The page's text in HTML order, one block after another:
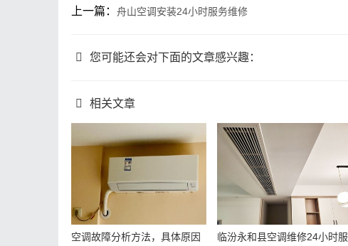
上一篇： 舟山空调安装24小时服务维修
您可能还会对下面的文章感兴趣：
相关文章
空调故障分析方法，具体原因
临汾永和县空调维修24小时服